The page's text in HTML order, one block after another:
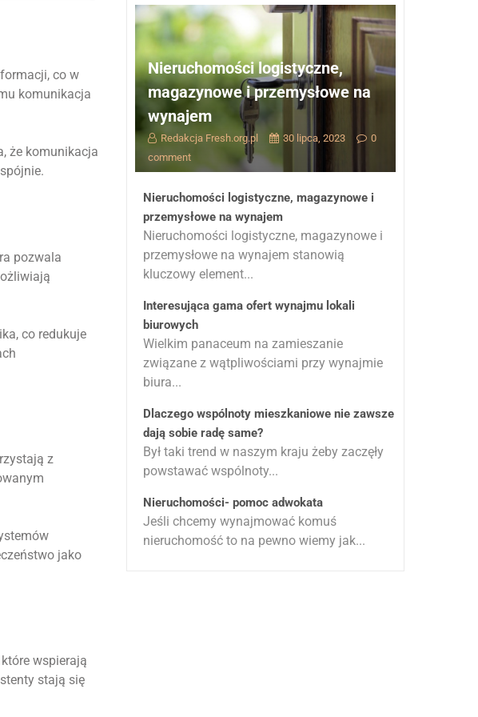
co w
komunikacja
że komunikacja
pozwala
co redukuje
z
jako
wspierają
stają się
Nieruchomości logistyczne,
magazynowe i przemysłowe na
wynajem
Redakcja Fresh.org.pl 30 lipca, 2023
0
comment
Nieruchomości logistyczne, magazynowe i
przemysłowe na wynajem
Nieruchomości logistyczne, magazynowe i
przemysłowe na wynajem stanowią
kluczowy element...
Interesująca gama ofert wynajmu lokali
biurowych
Wielkim panaceum na zamieszanie
związane z wątpliwościami przy wynajmie
biura...
Dlaczego wspólnoty mieszkaniowe nie zawsze
dają sobie radę same?
Był taki trend w naszym kraju żeby zaczęły
powstawać wspólnoty...
Nieruchomości- pomoc adwokata
Jeśli chcemy wynajmować komuś
nieruchomość to na pewno wiemy jak...